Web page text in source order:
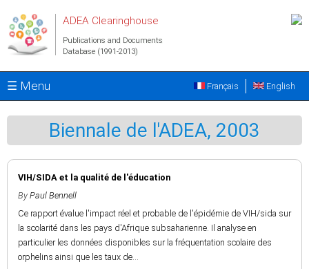
ADEA Clearinghouse
Publications and Documents
Database (1991-2013)
☰ Menu English
Français
Biennale de l'ADEA, 2003
VIH/SIDA et la qualité de l'éducation
By Paul Bennell
Ce rapport évalue l'impact réel et probable de l'épidémie de VIH/sida sur
la scolarité dans les pays d'Afrique subsaharienne. Il analyse en
particulier les données disponibles sur la fréquentation scolaire des
orphelins ainsi que les taux de...